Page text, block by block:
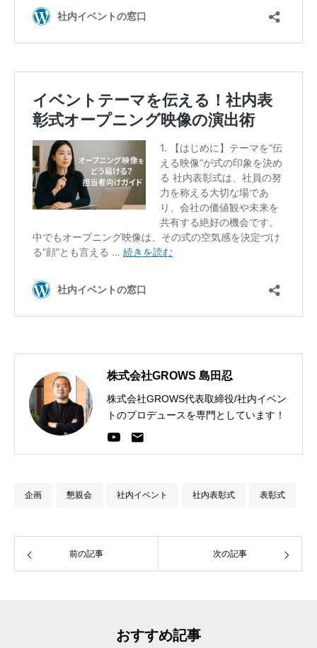
株式会社GROWS 島田忍
株式会社GROWS代表取締役/社内イベン
トのプロデュースを専門としています！
企画 懇親会 社内イベント 社内表彰式 表彰式
前の記事 次の記事
おすすめ記事